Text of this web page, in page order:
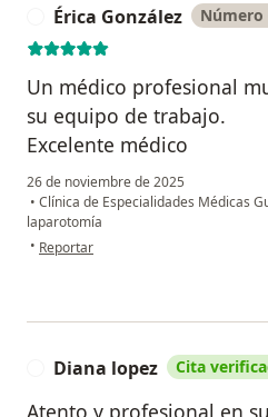
Érica González
Un médico profesional
su equipo de trabajo.
Excelente médico
26 de noviembre de 2025
• Clínica de Especialidades Médicas
laparotomía
• en opinión del usuario Érica González
Reportar
Diana lopez Cita